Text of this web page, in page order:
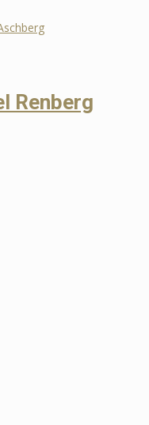
Renberg